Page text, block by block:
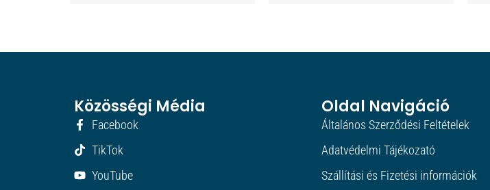
Közösségi Média
Facebook
TikTok
YouTube
Oldal Navigáció
Általános Szerződési Feltételek
Adatvédelmi Tájékozató
Szállítási és Fizetési információk